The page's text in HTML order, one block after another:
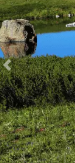
Предыдущий